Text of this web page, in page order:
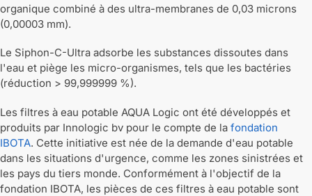
organique combiné à des ultra-membranes de 0,03 microns
(0,00003 mm).
Le Siphon-C-Ultra adsorbe les substances dissoutes dans
l'eau et piège les micro-organismes, tels que les bactéries
(réduction > 99,999999 %).
Les filtres à eau potable AQUA Logic ont été développés et
produits par Innologic bv pour le compte de la fondation
IBOTA. Cette initiative est née de la demande d'eau potable
dans les situations d'urgence, comme les zones sinistrées et
les pays du tiers monde. Conformément à l'objectif de la
fondation IBOTA, les pièces de ces filtres à eau potable sont